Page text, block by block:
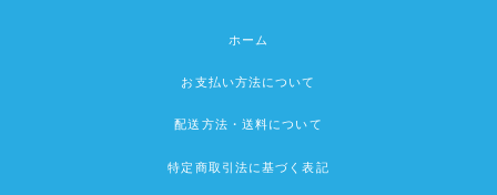
ホーム
お支払い方法について
配送方法・送料について
特定商取引法に基づく表記